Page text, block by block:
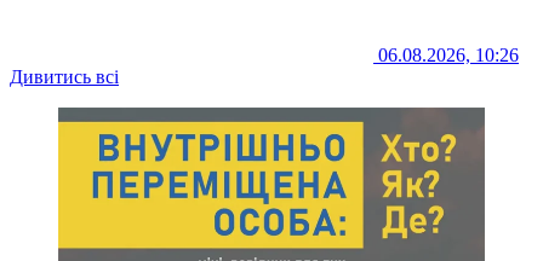
06.08.2026, 10:26
Дивитись всі